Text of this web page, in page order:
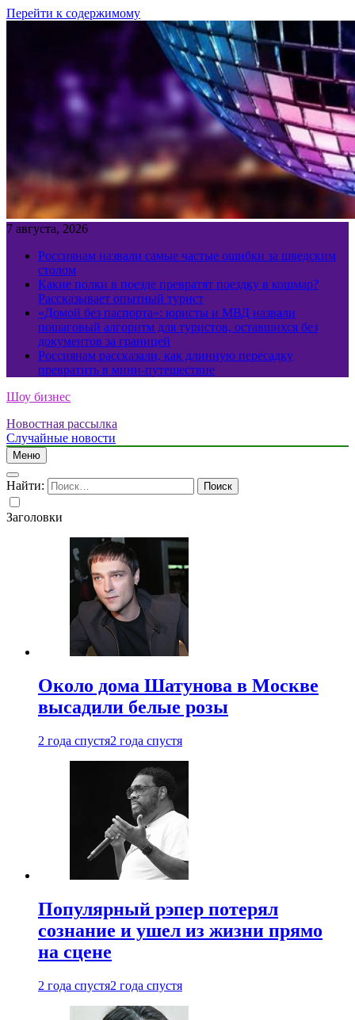
Перейти к содержимому
7 августа, 2026
Россиянам назвали самые частые ошибки за шведским
столом
Какие полки в поезде превратят поездку в кошмар?
Рассказывает опытный турист
«Домой без паспорта»: юристы и МВД назвали
пошаговый алгоритм для туристов, оставшихся без
документов за границей
Россиянам рассказали, как длинную пересадку
превратить в мини-путешествие
Шоу бизнес
Новостная рассылка
Случайные новости
Меню
Найти:
Заголовки
Около дома Шатунова в Москве
высадили белые розы
2 года спустя2 года спустя
Популярный рэпер потерял
сознание и ушел из жизни прямо
на сцене
2 года спустя2 года спустя